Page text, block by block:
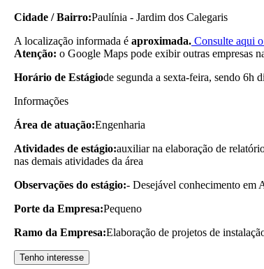
Cidade / Bairro:Paulínia - Jardim dos Calegaris
A localização informada é aproximada. Consulte aqui
Atenção: o Google Maps pode exibir outras empresas
Horário de Estágiode segunda a sexta-feira, sendo 6h
Informações
Área de atuação:Engenharia
Atividades de estágio:auxiliar na elaboração de
nas demais atividades da área
Observações do estágio:- Desejável conhecimento em
Porte da Empresa:Pequeno
Ramo da Empresa:Elaboração de projetos de
Tenho interesse